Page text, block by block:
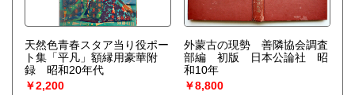
天然色青春スタア当り役ポー
ト集「平凡」額縁用豪華附
録 昭和20年代
￥2,200
外蒙古の現勢 善隣協会調査
部編 初版 日本公論社 昭
和10年
￥8,800